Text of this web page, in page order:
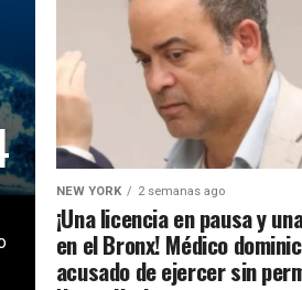
NEW YORK 2 semanas ago
¡Una licencia en pausa y
en el Bronx! Médico
acusado de ejercer sin